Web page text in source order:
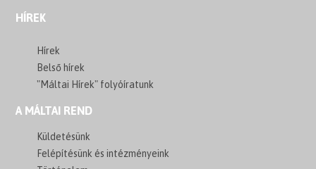
HÍREK
Hírek
Belső hírek
"Máltai Hírek" folyóíratunk
A MÁLTAI REND
Küldetésünk
Felépítésünk és intézményeink